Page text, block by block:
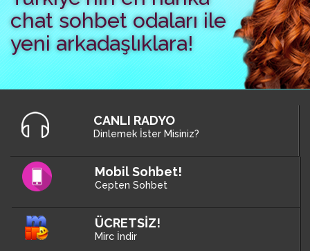
chat sohbet odaları ile
yeni arkadaşlıklara!
CANLI RADYO
Dinlemek İster Misiniz?
Mobil Sohbet!
Cepten Sohbet
ÜCRETSİZ!
Mirc İndir